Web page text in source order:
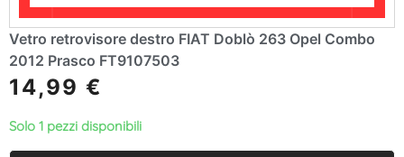
Vetro retrovisore destro FIAT Doblò 263 Opel Combo
2012 Prasco FT9107503
14,99 €
Solo 1 pezzi disponibili